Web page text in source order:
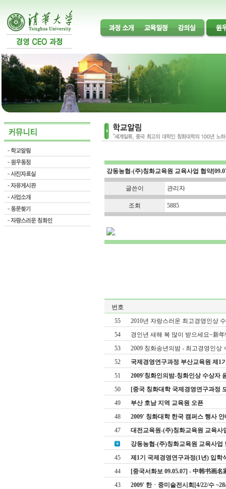
강동농협-(주)칭화교육원 교육사업 협약
글쓴이 관리자
조회 5885
.
번호
55
2010년 자랑스러운 최고경영인상
54
경인년 새해 복 많이 받으세요~新
53
2009 칭화송년의밤 - 최고경영인상
52
국제경영연구과정 부산교육원 제1
51
2009'칭화인의밤-칭화인상 수상자
50
[중국 칭화대학 국제경영연구과정
49
부산 호남 지역 교육원 오픈
48
2009' 칭화대학 한국 캠퍼스 행사 안
47
대전교육원-(주)칭화교육원 교육사
강동농협-(주)칭화교육원 교육사업
45
제1기 국제경영연구과정(1년) 입학
44
[중국서화보 09.05.07] - 中韩书画名
43
2009' 한ㆍ중미술전시회[4/22/수